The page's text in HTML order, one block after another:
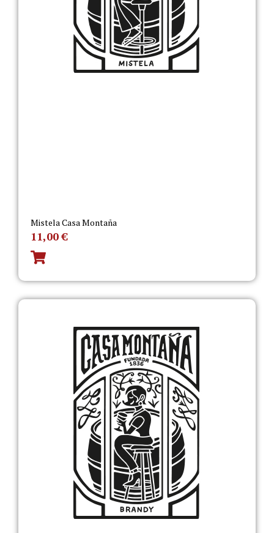
Mistela Casa Montaña
11,00€